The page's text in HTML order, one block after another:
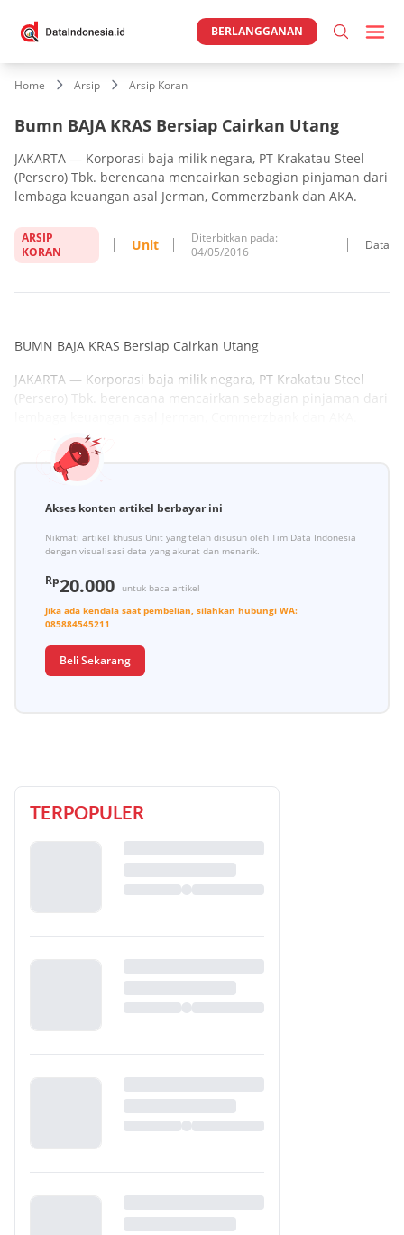
BERLANGGANAN
Home Arsip Arsip Koran
Bumn BAJA KRAS Bersiap Cairkan Utang
JAKARTA — Korporasi baja milik negara, PT Krakatau Steel
(Persero) Tbk. berencana mencairkan sebagian pinjaman dari
lembaga keuangan asal Jerman, Commerzbank dan AKA.
ARSIP
KORAN
Unit
Diterbitkan pada:
04/05/2016
Data
BUMN BAJA KRAS Bersiap Cairkan Utang
JAKARTA — Korporasi baja milik negara, PT Krakatau Steel
(Persero) Tbk. berencana mencairkan sebagian pinjaman dari
Akses konten artikel berbayar ini
Nikmati artikel khusus Unit yang telah disusun oleh Tim Data Indonesia
dengan visualisasi data yang akurat dan menarik.
Rp20.000
untuk baca artikel
Jika ada kendala saat pembelian, silahkan hubungi WA:
085884545211
Beli Sekarang
TERPOPULER